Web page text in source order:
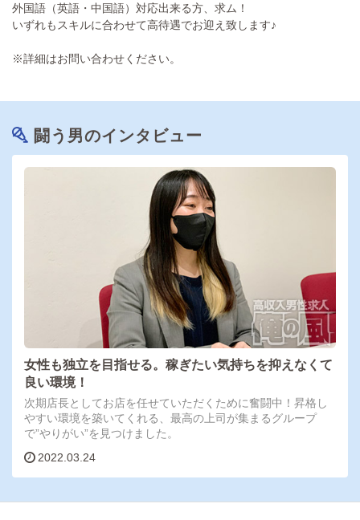
外国語（英語・中国語）対応出来る方、求ム！
いずれもスキルに合わせて高待遇でお迎え致します♪
※詳細はお問い合わせください。
闘う男のインタビュー
女性も独立を目指せる。稼ぎたい気持ちを抑えなくて
良い環境！
次期店長としてお店を任せていただくために奮闘中！昇格し
やすい環境を築いてくれる、最高の上司が集まるグループ
で”やりがい”を見つけました。
2022.03.24